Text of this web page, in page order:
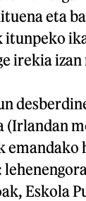
eta
irekia
Eskola